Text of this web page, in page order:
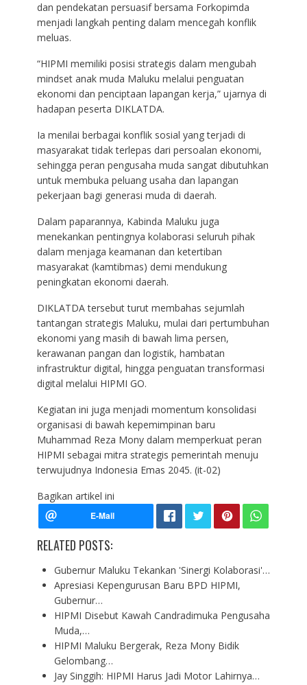
dan pendekatan persuasif bersama Forkopimda
menjadi langkah penting dalam mencegah konflik
meluas.
“HIPMI memiliki posisi strategis dalam mengubah
mindset anak muda Maluku melalui penguatan
ekonomi dan penciptaan lapangan kerja,” ujarnya di
hadapan peserta DIKLATDA.
Ia menilai berbagai konflik sosial yang terjadi di
masyarakat tidak terlepas dari persoalan ekonomi,
sehingga peran pengusaha muda sangat dibutuhkan
untuk membuka peluang usaha dan lapangan
pekerjaan bagi generasi muda di daerah.
Dalam paparannya, Kabinda Maluku juga
menekankan pentingnya kolaborasi seluruh pihak
dalam menjaga keamanan dan ketertiban
masyarakat (kamtibmas) demi mendukung
peningkatan ekonomi daerah.
DIKLATDA tersebut turut membahas sejumlah
tantangan strategis Maluku, mulai dari pertumbuhan
ekonomi yang masih di bawah lima persen,
kerawanan pangan dan logistik, hambatan
infrastruktur digital, hingga penguatan transformasi
digital melalui HIPMI GO.
Kegiatan ini juga menjadi momentum konsolidasi
organisasi di bawah kepemimpinan baru
Muhammad Reza Mony dalam memperkuat peran
HIPMI sebagai mitra strategis pemerintah menuju
terwujudnya Indonesia Emas 2045. (it-02)
Bagikan artikel ini
RELATED POSTS:
Gubernur Maluku Tekankan 'Sinergi Kolaborasi'…
Apresiasi Kepengurusan Baru BPD HIPMI,
Gubernur…
HIPMI Disebut Kawah Candradimuka Pengusaha
Muda,…
HIPMI Maluku Bergerak, Reza Mony Bidik
Gelombang…
Jay Singgih: HIPMI Harus Jadi Motor Lahirnya…